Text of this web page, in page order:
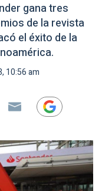
gana tres
de la revista
el éxito de la
10:56 am